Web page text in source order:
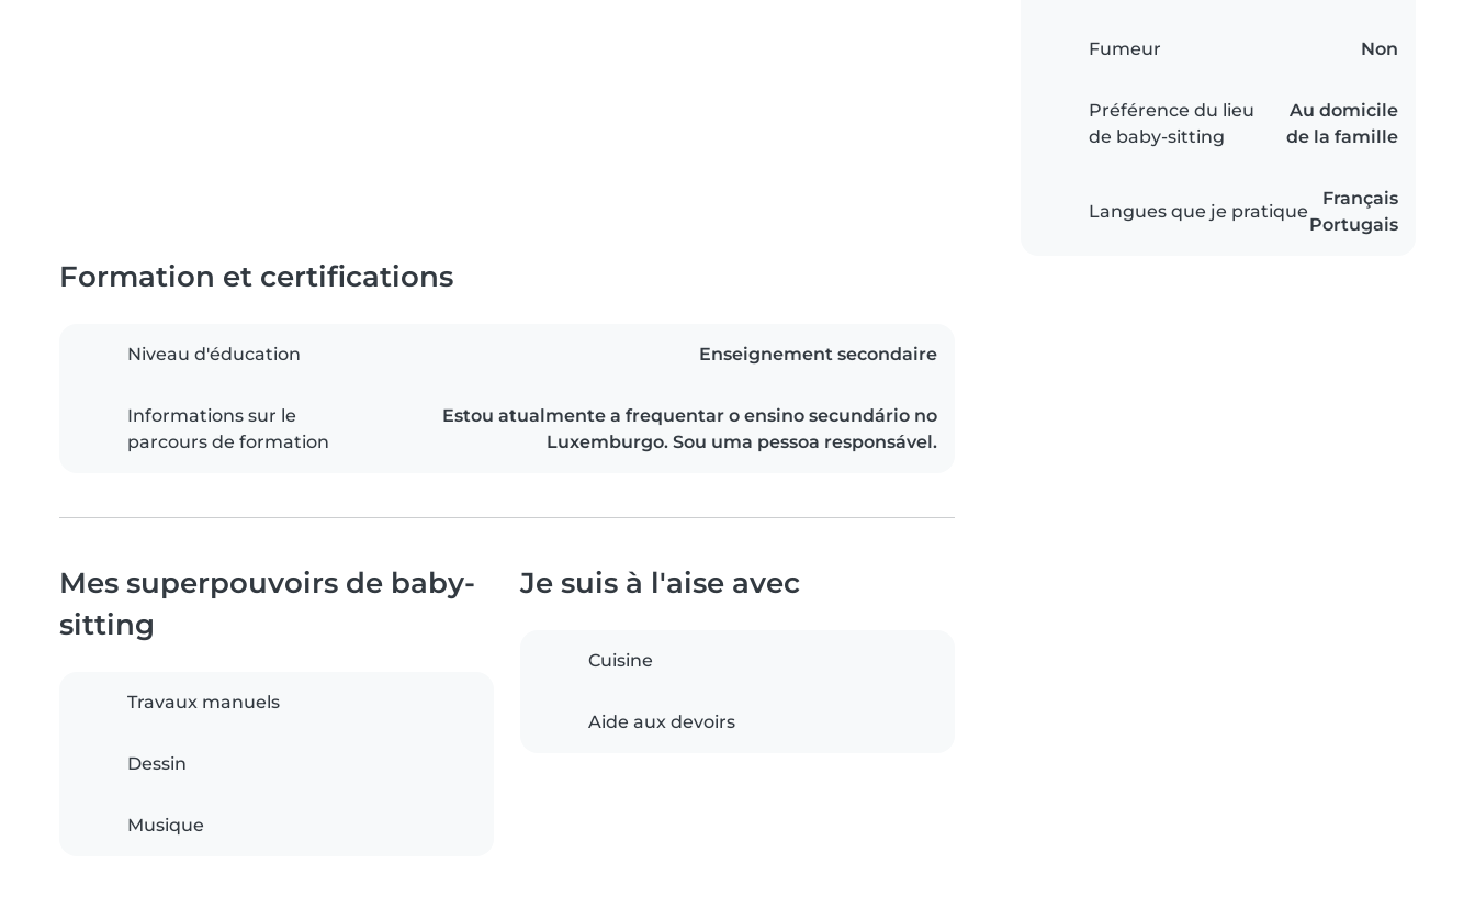
Fumeur Non
Préférence du lieu
de baby-sitting
Au domicile
de la famille
Langues que je pratique
Français
Portugais
Formation et certifications
Niveau d'éducation Enseignement secondaire
Informations sur le
parcours de formation
Estou atualmente a frequentar o ensino secundário no
Luxemburgo. Sou uma pessoa responsável.
Mes superpouvoirs de baby-
sitting
Travaux manuels
Dessin
Musique
Je suis à l'aise avec
Cuisine
Aide aux devoirs